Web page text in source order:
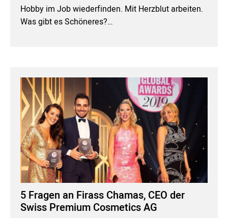
Hobby im Job wiederfinden. Mit Herzblut arbeiten.
Was gibt es Schöneres?…
5 Fragen an Firass Chamas, CEO der
Swiss Premium Cosmetics AG